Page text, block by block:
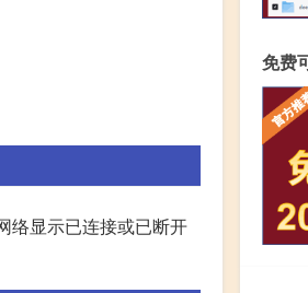
络显示已连接或已断开
免费